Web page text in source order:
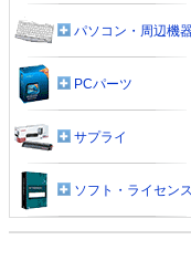
パソコン・周辺機
PCパーツ
サプライ
ソフト・ライセンス